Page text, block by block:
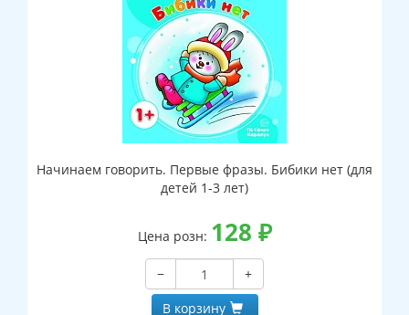
Начинаем говорить. Первые фразы. Бибики нет (для
детей 1-3 лет)
Цена розн: 128 ₽
−
+
В корзину